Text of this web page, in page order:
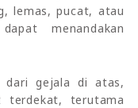
lemas, pucat, atau
menandakan
dari gejala di atas,
terdekat, terutama